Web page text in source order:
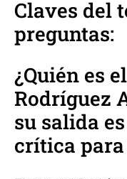
Claves del
preguntas:
¿Quién es
Rodríguez
su salida
crítica